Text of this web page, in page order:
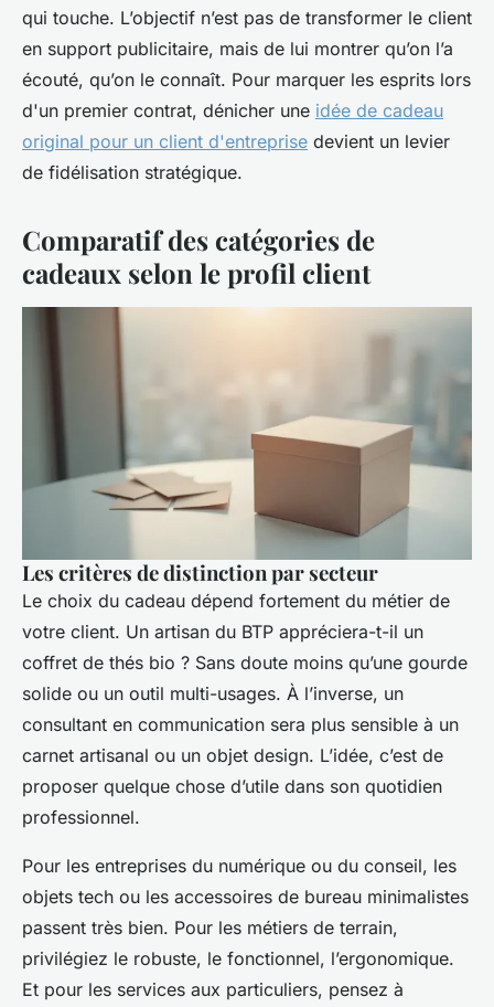
qui touche. L’objectif n’est pas de transformer le client
en support publicitaire, mais de lui montrer qu’on l’a
écouté, qu’on le connaît. Pour marquer les esprits lors
d'un premier contrat, dénicher une idée de cadeau
original pour un client d'entreprise devient un levier
de fidélisation stratégique.
Comparatif des catégories de
cadeaux selon le profil client
Les critères de distinction par secteur
Le choix du cadeau dépend fortement du métier de
votre client. Un artisan du BTP appréciera-t-il un
coffret de thés bio ? Sans doute moins qu’une gourde
solide ou un outil multi-usages. À l’inverse, un
consultant en communication sera plus sensible à un
carnet artisanal ou un objet design. L’idée, c’est de
proposer quelque chose d’utile dans son quotidien
professionnel.
Pour les entreprises du numérique ou du conseil, les
objets tech ou les accessoires de bureau minimalistes
passent très bien. Pour les métiers de terrain,
privilégiez le robuste, le fonctionnel, l’ergonomique.
Et pour les services aux particuliers, pensez à